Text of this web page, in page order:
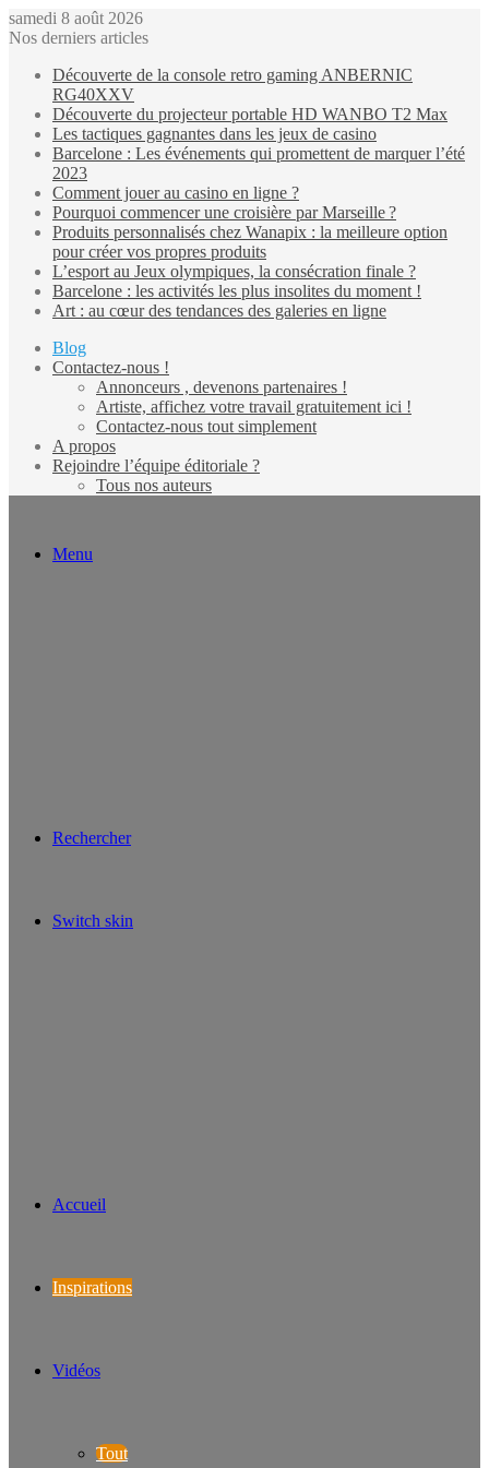
samedi 8 août 2026
Nos derniers articles
Découverte de la console retro gaming ANBERNIC
RG40XXV
Découverte du projecteur portable HD WANBO T2 Max
Les tactiques gagnantes dans les jeux de casino
Barcelone : Les événements qui promettent de marquer l’été
2023
Comment jouer au casino en ligne ?
Pourquoi commencer une croisière par Marseille ?
Produits personnalisés chez Wanapix : la meilleure option
pour créer vos propres produits
L’esport au Jeux olympiques, la consécration finale ?
Barcelone : les activités les plus insolites du moment !
Art : au cœur des tendances des galeries en ligne
Blog
Contactez-nous !
Annonceurs , devenons partenaires !
Artiste, affichez votre travail gratuitement ici !
Contactez-nous tout simplement
A propos
Rejoindre l’équipe éditoriale ?
Tous nos auteurs
Menu
Rechercher
Switch skin
Accueil
Inspirations
Vidéos
Tout